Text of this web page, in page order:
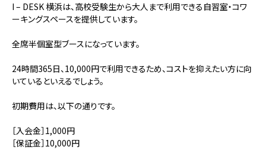
I – DESK 横浜は、高校受験生から大人まで利用できる自習室・コワ
ーキングスペースを提供しています。
全席半個室型ブースになっています。
24時間365日、10,000円で利用できるため、コストを抑えたい方に向
いているといえるでしょう。
初期費用は、以下の通りです。
［入会金］1,000円
［保証金］10,000円